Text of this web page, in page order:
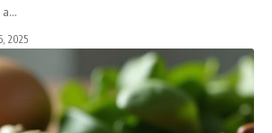
…
2025